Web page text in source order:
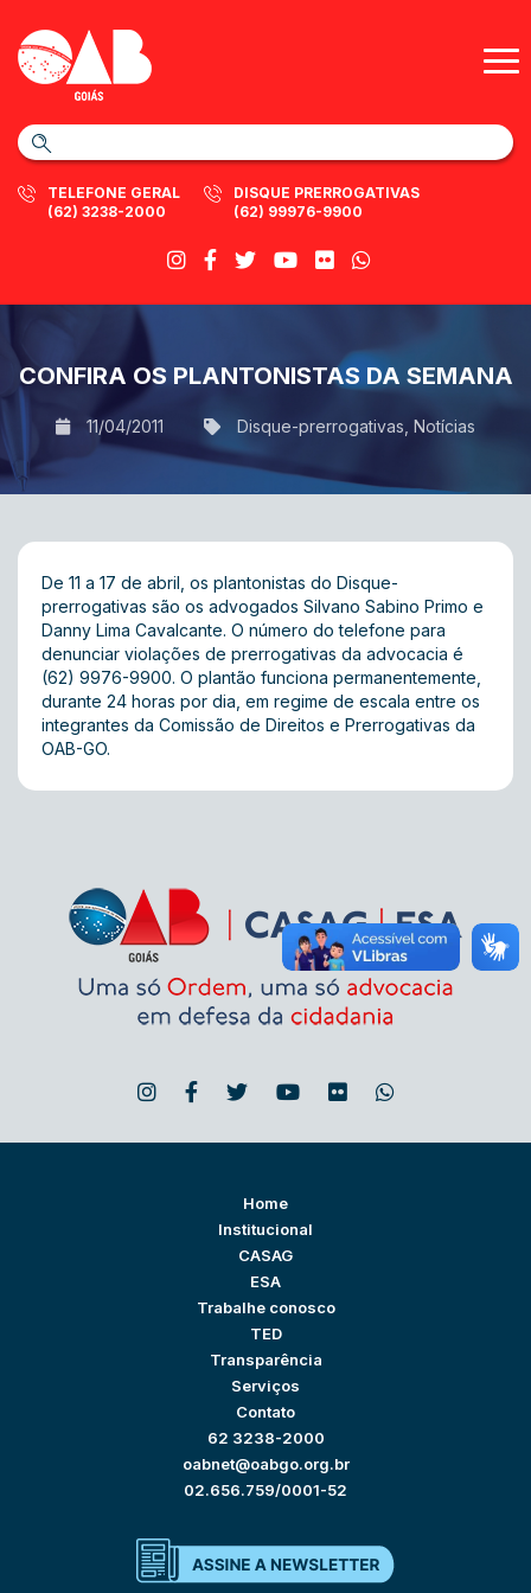
TELEFONE GERAL
(62) 3238-2000
DISQUE PRERROGATIVAS
(62) 99976-9900
CONFIRA OS PLANTONISTAS DA SEMANA
11/04/2011 Disque-prerrogativas Notícias
De 11 a 17 de abril, os plantonistas do Disque-
prerrogativas são os advogados Silvano Sabino Primo e
Danny Lima Cavalcante. O número do telefone para
denunciar violações de prerrogativas da advocacia é
(62) 9976-9900. O plantão funciona permanentemente,
durante 24 horas por dia, em regime de escala entre os
integrantes da Comissão de Direitos e Prerrogativas da
OAB-GO.
Home
Institucional
CASAG
ESA
Trabalhe conosco
TED
Transparência
Serviços
Contato
62 3238-2000
oabnet@oabgo.org.br
02.656.759/0001-52